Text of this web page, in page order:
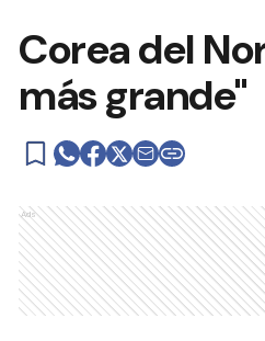
Corea del
más grande"
Ads